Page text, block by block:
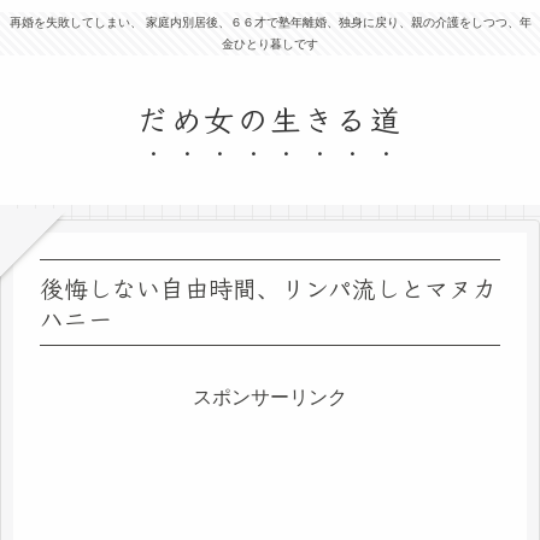
再婚を失敗してしまい、 家庭内別居後、６６才で塾年離婚、独身に戻り、親の介護をしつつ、年
金ひとり暮しです
だめ女の生きる道
後悔しない自由時間、リンパ流しとマヌカ
ハニー
スポンサーリンク